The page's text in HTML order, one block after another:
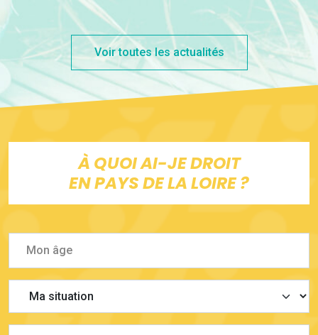
Voir toutes les actualités
À QUOI AI-JE DROIT
EN PAYS DE LA LOIRE ?